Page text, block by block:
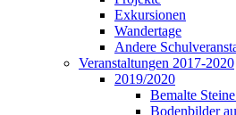
Exkursionen
Wandertage
Andere
Veranstaltungen 2017-2020
2019/2020
Bemalte
Bodenbilder